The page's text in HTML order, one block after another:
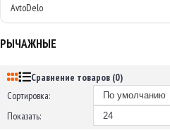
AvtoDelo
РЫЧАЖНЫЕ
Сравнение товаров (0)
Сортировка:
Показать: